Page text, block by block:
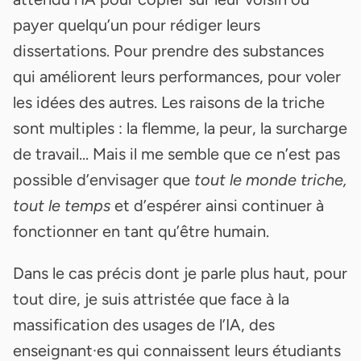
payer quelqu’un pour rédiger leurs
dissertations. Pour prendre des substances
qui améliorent leurs performances, pour voler
les idées des autres. Les raisons de la triche
sont multiples : la flemme, la peur, la surcharge
de travail... Mais il me semble que ce n’est pas
possible d’envisager que tout le monde triche,
tout le temps et d’espérer ainsi continuer à
fonctionner en tant qu’être humain.
Dans le cas précis dont je parle plus haut, pour
tout dire, je suis attristée que face à la
massification des usages de l’IA, des
enseignant·es qui connaissent leurs étudiants